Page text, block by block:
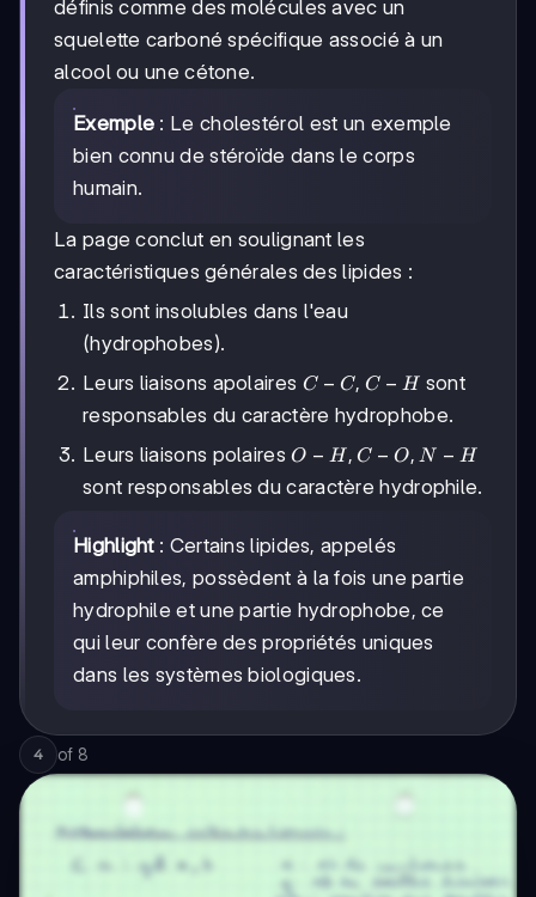
définis comme des molécules avec un
squelette carboné spécifique associé à un
alcool ou une cétone.
Exemple : Le cholestérol est un exemple
bien connu de stéroïde dans le corps
humain.
La page conclut en soulignant les
caractéristiques générales des lipides :
Ils sont insolubles dans l'eau
(hydrophobes).
Leurs liaisons apolaires C-
C,
C-
H
C − C, C − H sont
responsables du caractère hydrophobe.
Leurs liaisons polairesO-
H,
C-
N-
H
O − H , C − O, N − H
sont responsables du caractère hydrophile.
Highlight: Certains lipides, appelés
amphiphiles, possèdent à la fois une partie
hydrophile et une partie hydrophobe, ce
qui leur confère des propriétés uniques
dans les systèmes biologiques.
4 of 8